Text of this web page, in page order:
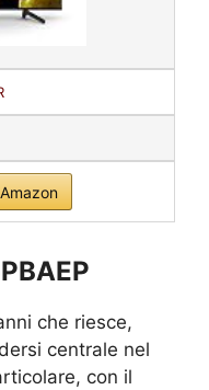
che riesce,
centrale nel
con il